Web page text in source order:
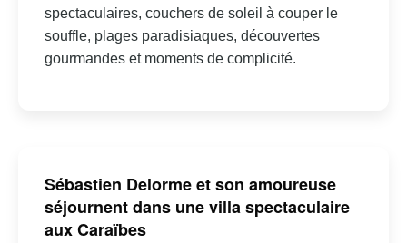
spectaculaires, couchers de soleil à couper le
souffle, plages paradisiaques, découvertes
gourmandes et moments de complicité.
Sébastien Delorme et son amoureuse
séjournent dans une villa spectaculaire
aux Caraïbes